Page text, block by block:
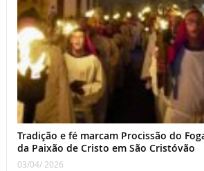
Tradição e fé marcam Procissão do
da Paixão de Cristo em São Cristóvão
03/04/ 2026